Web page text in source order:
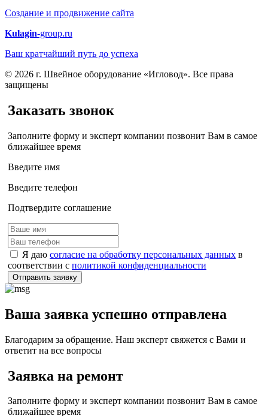
Создание и продвижение сайта
Kulagin-group.ru
Ваш кратчайший путь до успеха
© 2026 г. Швейное оборудование «Игловод». Все права
защищены
Заказать звонок
Заполните форму и эксперт компании позвонит Вам в самое
ближайшее время
Введите имя
Введите телефон
Подтвердите соглашение
Я даю согласие на обработку персональных данных в
соответствии с политикой конфиденциальности
Отправить заявку
Ваша заявка успешно отправлена
Благодарим за обращение. Наш эксперт свяжется с Вами и
ответит на все вопросы
Заявка на ремонт
Заполните форму и эксперт компании позвонит Вам в самое
ближайшее время